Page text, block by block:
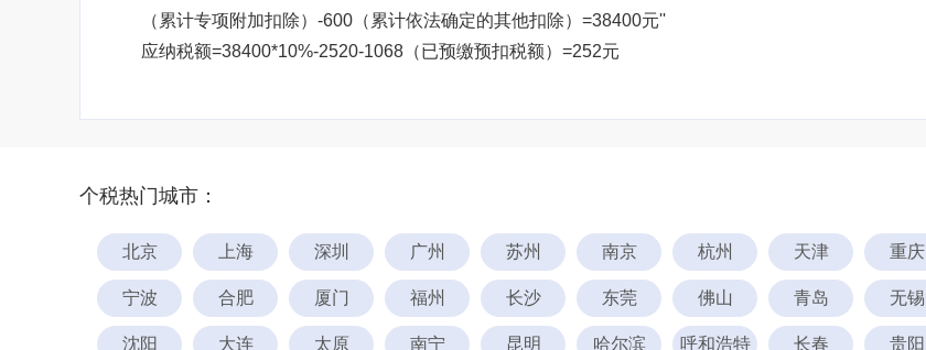
（累计专项附加扣除）-600（累计依法确定的其他扣除）=38400元''
应纳税额=38400*10%-2520-1068（已预缴预扣税额）=252元
个税热门城市：
北京 上海 深圳 广州 苏州 南京 杭州 天津 重庆
宁波 合肥 厦门 福州 长沙 东莞 佛山 青岛 无锡
沈阳 大连 太原 南宁 昆明 哈尔滨 呼和浩特 长春 贵阳